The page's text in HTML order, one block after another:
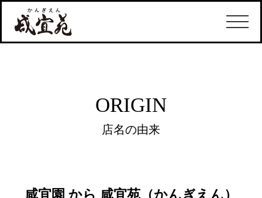
ORIGIN
店名の由来
咸宜園 から 咸宜苑（かんぎえん）